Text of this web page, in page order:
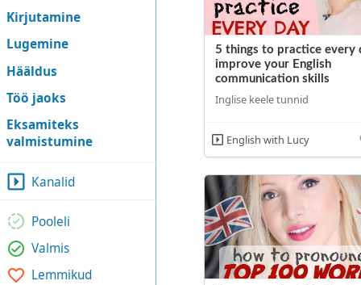
Kirjutamine
Lugemine
Hääldus
Töö jaoks
Eksamiteks
valmistumine
Kanalid
Pooleli
Valmis
Lemmikud
5 things to practice every
improve your English
communication skills
Inglise keele tunnid
English with Lucy